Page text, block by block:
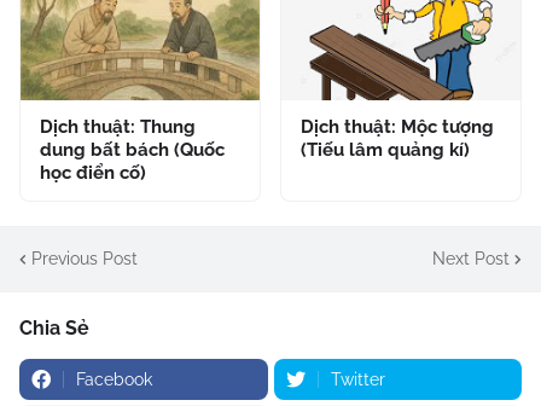
Dịch thuật: Thung
dung bất bách (Quốc
học điển cố)
Dịch thuật: Mộc tượng
(Tiếu lâm quảng kí)
Previous Post Next Post
Chia Sẻ
Facebook Twitter